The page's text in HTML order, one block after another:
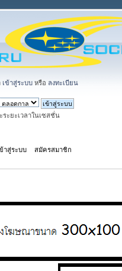
เข้าสู่ระบบ หรือ ลงทะเบียน
ะยะเวลาในเซสชั่น
าสู่ระบบ สมัครสมาชิก